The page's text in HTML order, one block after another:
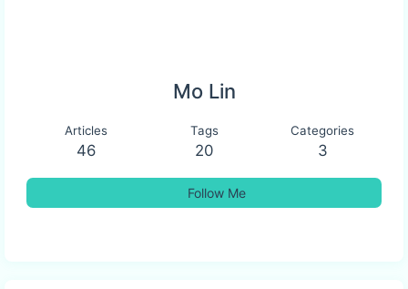
Mo Lin
Articles
46
Tags
20
Categories
3
Follow Me